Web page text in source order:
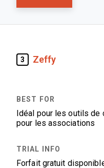
3 Zeffy
Idéal pour les outils
pour les associations
Forfait gratuit